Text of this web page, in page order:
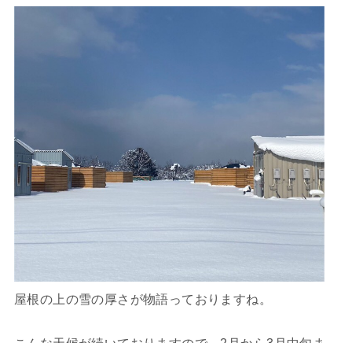
屋根の上の雪の厚さが物語っておりますね。